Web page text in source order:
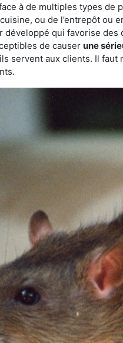
à de multiples types de
ou de l’entrepôt
qui favorise
de causer une
servent aux clients. Il